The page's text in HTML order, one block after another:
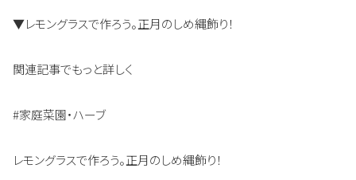
▼レモングラスで作ろう。正月のしめ縄飾り！
関連記事でもっと詳しく
#家庭菜園・ハーブ
レモングラスで作ろう。正月のしめ縄飾り！